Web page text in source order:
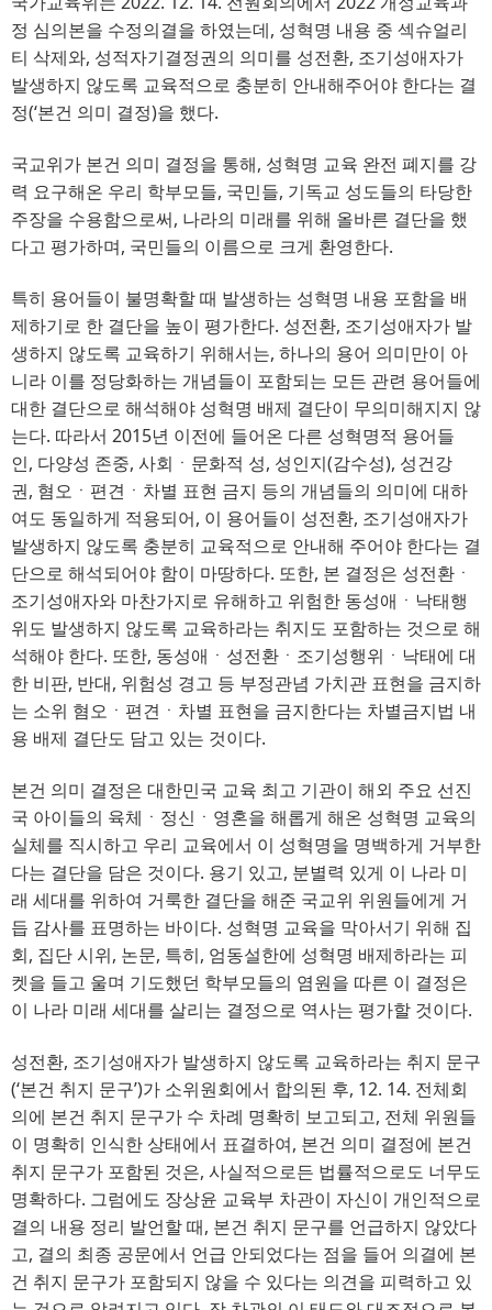
정 심의본을 수정의결을 하였는데, 성혁명 내용 중 섹슈얼리
티 삭제와, 성적자기결정권의 의미를 성전환, 조기성애자가
발생하지 않도록 교육적으로 충분히 안내해주어야 한다는 결
정(‘본건 의미 결정)을 했다.
국교위가 본건 의미 결정을 통해, 성혁명 교육 완전 폐지를 강
력 요구해온 우리 학부모들, 국민들, 기독교 성도들의 타당한
주장을 수용함으로써, 나라의 미래를 위해 올바른 결단을 했
다고 평가하며, 국민들의 이름으로 크게 환영한다.
특히 용어들이 불명확할 때 발생하는 성혁명 내용 포함을 배
제하기로 한 결단을 높이 평가한다. 성전환, 조기성애자가 발
생하지 않도록 교육하기 위해서는, 하나의 용어 의미만이 아
니라 이를 정당화하는 개념들이 포함되는 모든 관련 용어들에
대한 결단으로 해석해야 성혁명 배제 결단이 무의미해지지 않
는다. 따라서 2015년 이전에 들어온 다른 성혁명적 용어들
인, 다양성 존중, 사회ㆍ문화적 성, 성인지(감수성), 성건강
권, 혐오ㆍ편견ㆍ차별 표현 금지 등의 개념들의 의미에 대하
여도 동일하게 적용되어, 이 용어들이 성전환, 조기성애자가
발생하지 않도록 충분히 교육적으로 안내해 주어야 한다는 결
단으로 해석되어야 함이 마땅하다. 또한, 본 결정은 성전환ㆍ
조기성애자와 마찬가지로 유해하고 위험한 동성애ㆍ낙태행
위도 발생하지 않도록 교육하라는 취지도 포함하는 것으로 해
석해야 한다. 또한, 동성애ㆍ성전환ㆍ조기성행위ㆍ낙태에 대
한 비판, 반대, 위험성 경고 등 부정관념 가치관 표현을 금지하
는 소위 혐오ㆍ편견ㆍ차별 표현을 금지한다는 차별금지법 내
용 배제 결단도 담고 있는 것이다.
본건 의미 결정은 대한민국 교육 최고 기관이 해외 주요 선진
국 아이들의 육체ㆍ정신ㆍ영혼을 해롭게 해온 성혁명 교육의
실체를 직시하고 우리 교육에서 이 성혁명을 명백하게 거부한
다는 결단을 담은 것이다. 용기 있고, 분별력 있게 이 나라 미
래 세대를 위하여 거룩한 결단을 해준 국교위 위원들에게 거
듭 감사를 표명하는 바이다. 성혁명 교육을 막아서기 위해 집
회, 집단 시위, 논문, 특히, 엄동설한에 성혁명 배제하라는 피
켓을 들고 울며 기도했던 학부모들의 염원을 따른 이 결정은
이 나라 미래 세대를 살리는 결정으로 역사는 평가할 것이다.
성전환, 조기성애자가 발생하지 않도록 교육하라는 취지 문구
(‘본건 취지 문구’)가 소위원회에서 합의된 후, 12. 14. 전체회
의에 본건 취지 문구가 수 차례 명확히 보고되고, 전체 위원들
이 명확히 인식한 상태에서 표결하여, 본건 의미 결정에 본건
취지 문구가 포함된 것은, 사실적으로든 법률적으로도 너무도
명확하다. 그럼에도 장상윤 교육부 차관이 자신이 개인적으로
결의 내용 정리 발언할 때, 본건 취지 문구를 언급하지 않았다
고, 결의 최종 공문에서 언급 안되었다는 점을 들어 의결에 본
건 취지 문구가 포함되지 않을 수 있다는 의견을 피력하고 있